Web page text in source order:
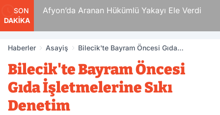
SON
DAKİKA
Afyon’da Aranan Hükümlü Yakayı Ele Verdi
Haberler Asayiş
Bilecik'te Bayram Öncesi Gıda
Bilecik'te Bayram Öncesi
Gıda İşletmelerine Sıkı
Denetim